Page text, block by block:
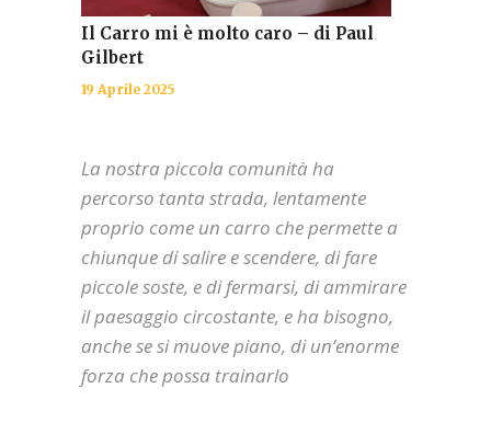
Il Carro mi è molto caro – di Paul
Gilbert
19 Aprile 2025
La nostra piccola comunità ha
percorso tanta strada, lentamente
proprio come un carro che permette a
chiunque di salire e scendere, di fare
piccole soste, e di fermarsi, di ammirare
il paesaggio circostante, e ha bisogno,
anche se si muove piano, di un’enorme
forza che possa trainarlo